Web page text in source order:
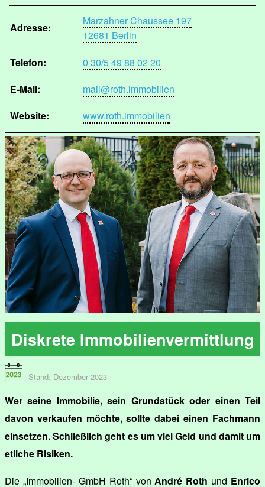
Adresse:
Marzahner Chaussee 197
12681 Berlin
Telefon:
0 30/5 49 88 02 20
E-Mail:
mail@roth.immobilien
Website:
www.roth.immobilien
Diskrete Immobilienvermittlung
Stand: Dezember 2023
Wer seine Immobilie, sein Grundstück oder einen Teil
davon verkaufen möchte, sollte dabei einen Fachmann
einsetzen. Schließlich geht es um viel Geld und damit um
etliche Risiken.
Die „Immobilien- GmbH Roth“ vonAndré Roth und Enrico